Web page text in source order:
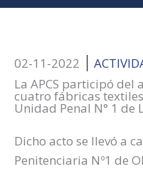
02-11-2022
La APCS participó del
cuatro fábricas
Unidad Penal N° 1 de
Dicho acto se llevó a
Penitenciaria Nº1 de